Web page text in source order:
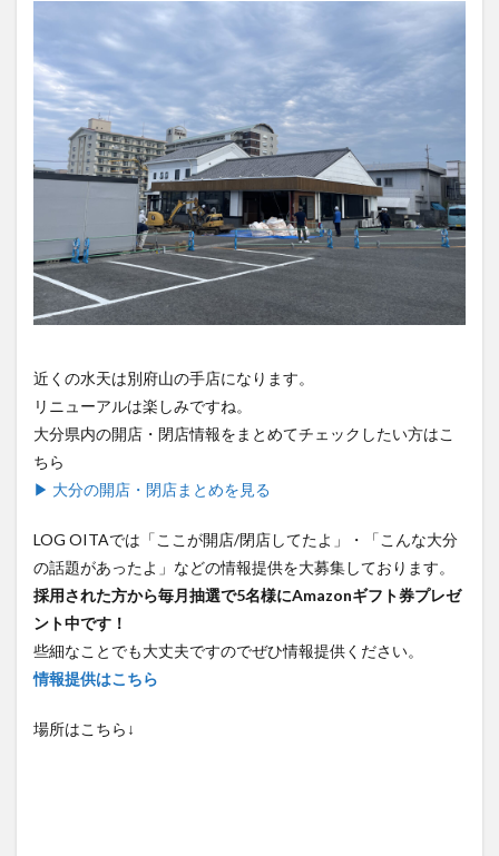
近くの水天は別府山の手店になります。
リニューアルは楽しみですね。
大分県内の開店・閉店情報をまとめてチェックしたい方はこ
ちら
▶ 大分の開店・閉店まとめを見る
LOG OITAでは「ここが開店/閉店してたよ」・「こんな大分
の話題があったよ」などの情報提供を大募集しております。
採用された方から毎月抽選で5名様にAmazonギフト券プレゼ
ント中です！
些細なことでも大丈夫ですのでぜひ情報提供ください。
情報提供はこちら
場所はこちら↓